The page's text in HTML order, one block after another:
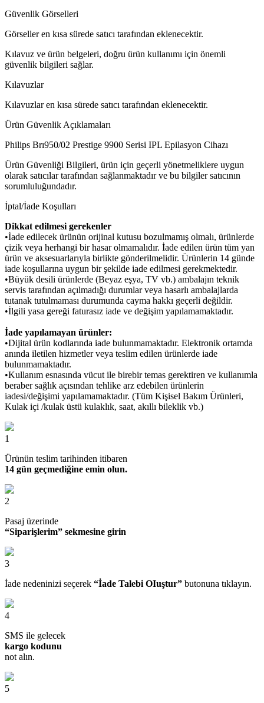
Güvenlik Görselleri
Görseller en kısa sürede satıcı tarafından eklenecektir.
Kılavuz ve ürün belgeleri, doğru ürün kullanımı için önemli
güvenlik bilgileri sağlar.
Kılavuzlar
Kılavuzlar en kısa sürede satıcı tarafından eklenecektir.
Ürün Güvenlik Açıklamaları
Philips Brı950/02 Prestige 9900 Serisi IPL Epilasyon Cihazı
Ürün Güvenliği Bilgileri, ürün için geçerli yönetmeliklere uygun
olarak satıcılar tarafından sağlanmaktadır ve bu bilgiler satıcının
sorumluluğundadır.
İptal/İade Koşulları
Dikkat edilmesi gerekenler
•İade edilecek ürünün orijinal kutusu bozulmamış olmalı, ürünlerde
çizik veya herhangi bir hasar olmamalıdır. İade edilen ürün tüm yan
ürün ve aksesuarlarıyla birlikte gönderilmelidir. Ürünlerin 14 günde
iade koşullarına uygun bir şekilde iade edilmesi gerekmektedir.
•Büyük desili ürünlerde (Beyaz eşya, TV vb.) ambalajın teknik
servis tarafından açılmadığı durumlar veya hasarlı ambalajlarda
tutanak tutulmaması durumunda cayma hakkı geçerli değildir.
•İlgili yasa gereği faturasız iade ve değişim yapılamamaktadır.
İade yapılamayan ürünler:
•Dijital ürün kodlarında iade bulunmamaktadır. Elektronik ortamda
anında iletilen hizmetler veya teslim edilen ürünlerde iade
bulunmamaktadır.
•Kullanım esnasında vücut ile birebir temas gerektiren ve kullanımla
beraber sağlık açısından tehlike arz edebilen ürünlerin
iadesi/değişimi yapılamamaktadır. (Tüm Kişisel Bakım Ürünleri,
Kulak içi /kulak üstü kulaklık, saat, akıllı bileklik vb.)
1
Ürünün teslim tarihinden itibaren
14 gün geçmediğine emin olun.
2
Pasaj üzerinde
“Siparişlerim” sekmesine girin
3
İade nedeninizi seçerek “İade Talebi OIuştur” butonuna tıklayın.
4
SMS ile gelecek
kargo kodunu
not alın.
5